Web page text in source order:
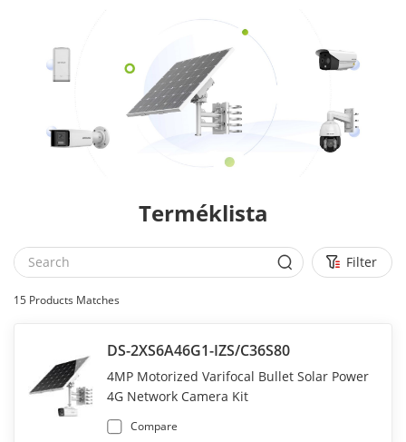
Terméklista
Filter
15 Products Matches
DS-2XS6A46G1-IZS/C36S80
4MP Motorized Varifocal Bullet Solar Power
4G Network Camera Kit
Compare